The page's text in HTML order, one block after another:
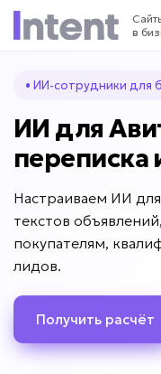
в
• ИИ-сотрудники для
ИИ для
Настраиваем ИИ
текстов
покупателям,
лидов.
Получить расчёт